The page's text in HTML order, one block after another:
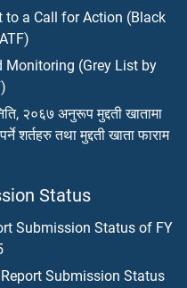
to a Call for Action (Black
Monitoring (Grey List by
२०६७ अनुरूप मुद्दती खातामा
शर्तहरु तथा मुद्दती खाता फाराम
Status
Submission Status of FY
Submission Status